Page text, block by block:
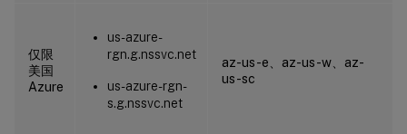
仅限
美国
Azure
us-azure-
rgn.g.nssvc.net
us-azure-rgn-
s.g.nssvc.net
az-us-e、az-us-w、az-
us-sc